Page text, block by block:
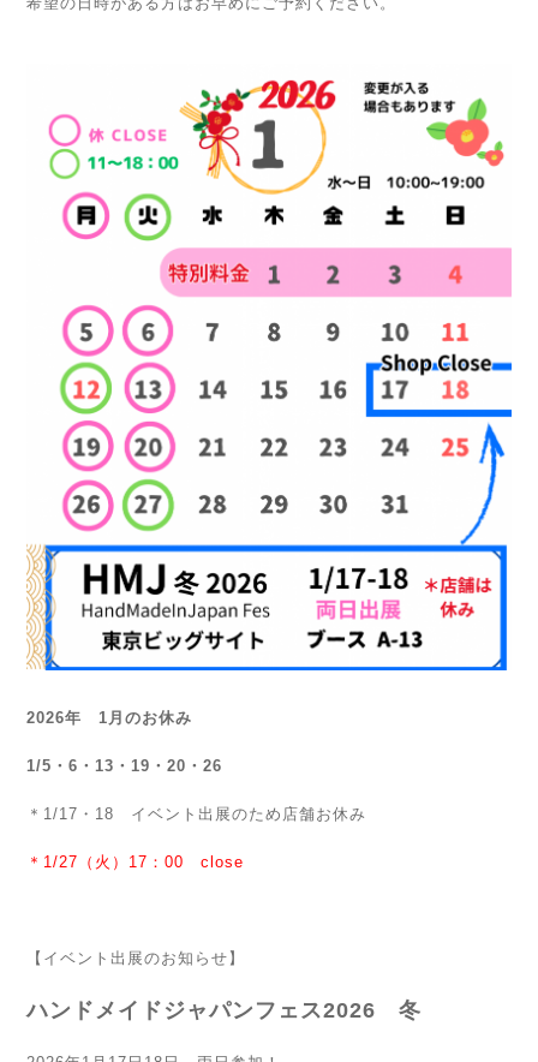
2026年 1月のお休み
1/5・6・13・19・20・26
＊1/17・18 イベント出展のため店舗お休み
＊1/27（火）17：00 close
【イベント出展のお知らせ】
ハンドメイドジャパンフェス2026 冬